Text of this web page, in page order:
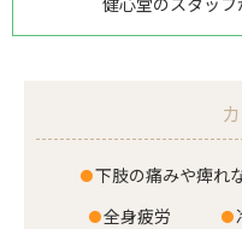
料
下肢の痛みや痺れ
全身疲労